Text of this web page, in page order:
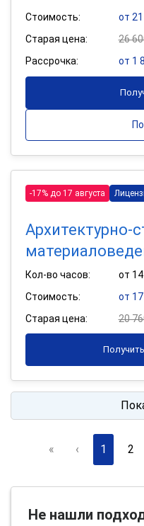
Стоимость:
от 21
Старая цена:
26
Рассрочка:
от 1
-17% до 17 августа
Архитектурно-
Кол-во часов:
от
Стоимость:
от 17
Старая цена:
20
« ‹ 1 2
Не нашли